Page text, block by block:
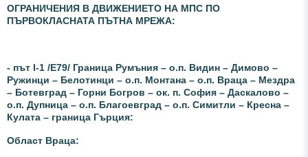
ОГРАНИЧЕНИЯ В ДВИЖЕНИЕТО НА МПС ПО
ПЪРВОКЛАСНАТА ПЪТНА МРЕЖА:
- път I-1 /Е79/ Граница Румъния – о.п. Видин – Димово –
Ружинци – Белотинци – о.п. Монтана – о.п. Враца – Мездра
– Ботевград – Горни Богров – ок. п. София – Даскалово –
о.п. Дупница – о.п. Благоевград – о.п. Симитли – Кресна –
Кулата – граница Гърция:
Област Враца: